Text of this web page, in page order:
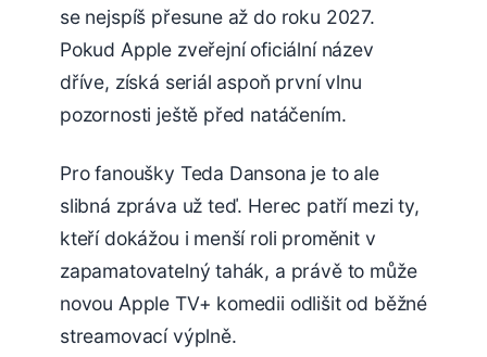
se nejspíš přesune až do roku 2027.
Pokud Apple zveřejní oficiální název
dříve, získá seriál aspoň první vlnu
pozornosti ještě před natáčením.
Pro fanoušky Teda Dansona je to ale
slibná zpráva už teď. Herec patří mezi ty,
kteří dokážou i menší roli proměnit v
zapamatovatelný tahák, a právě to může
novou Apple TV+ komedii odlišit od běžné
streamovací výplně.